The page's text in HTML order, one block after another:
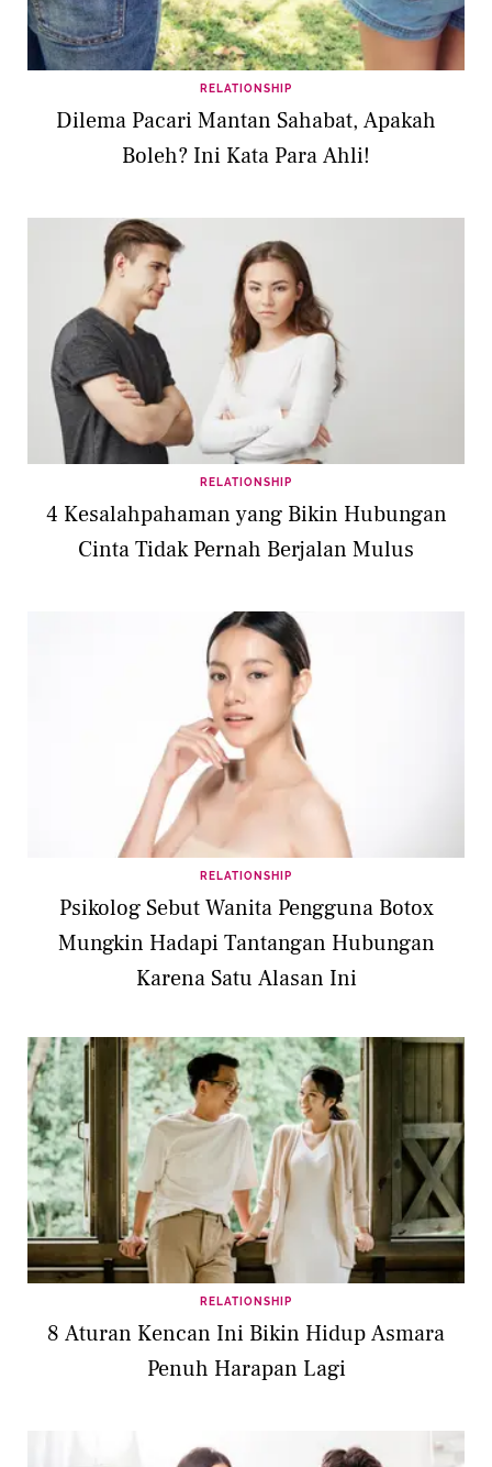
RELATIONSHIP
Dilema Pacari Mantan Sahabat, Apakah
Boleh? Ini Kata Para Ahli!
RELATIONSHIP
4 Kesalahpahaman yang Bikin Hubungan
Cinta Tidak Pernah Berjalan Mulus
RELATIONSHIP
Psikolog Sebut Wanita Pengguna Botox
Mungkin Hadapi Tantangan Hubungan
Karena Satu Alasan Ini
RELATIONSHIP
8 Aturan Kencan Ini Bikin Hidup Asmara
Penuh Harapan Lagi